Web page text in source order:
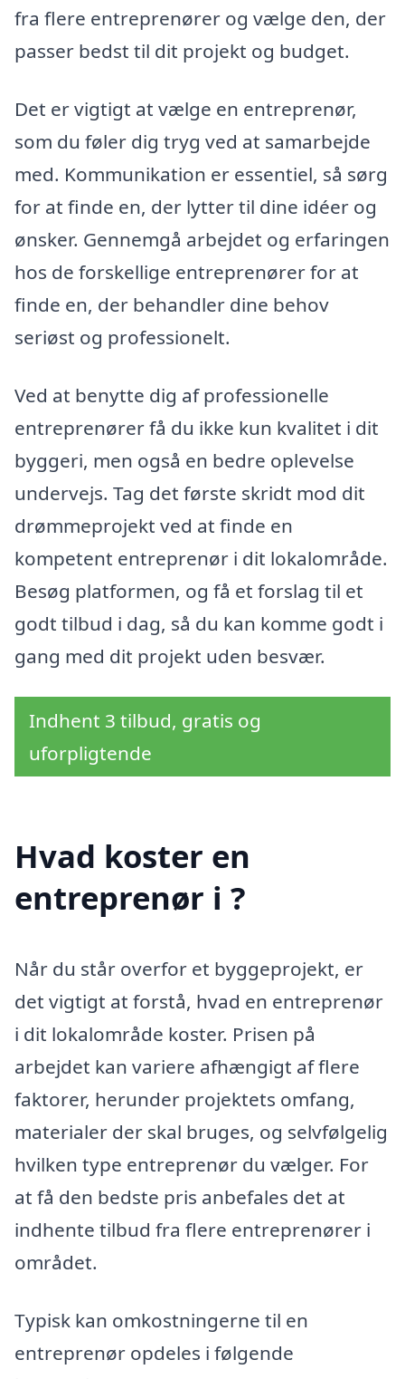
fra flere entreprenører og vælge den, der
passer bedst til dit projekt og budget.
Det er vigtigt at vælge en entreprenør,
som du føler dig tryg ved at samarbejde
med. Kommunikation er essentiel, så sørg
for at finde en, der lytter til dine idéer og
ønsker. Gennemgå arbejdet og erfaringen
hos de forskellige entreprenører for at
finde en, der behandler dine behov
seriøst og professionelt.
Ved at benytte dig af professionelle
entreprenører få du ikke kun kvalitet i dit
byggeri, men også en bedre oplevelse
undervejs. Tag det første skridt mod dit
drømmeprojekt ved at finde en
kompetent entreprenør i dit lokalområde.
Besøg platformen, og få et forslag til et
godt tilbud i dag, så du kan komme godt i
gang med dit projekt uden besvær.
Indhent 3 tilbud, gratis og
uforpligtende
Hvad koster en
entreprenør i ?
Når du står overfor et byggeprojekt, er
det vigtigt at forstå, hvad en entreprenør
i dit lokalområde koster. Prisen på
arbejdet kan variere afhængigt af flere
faktorer, herunder projektets omfang,
materialer der skal bruges, og selvfølgelig
hvilken type entreprenør du vælger. For
at få den bedste pris anbefales det at
indhente tilbud fra flere entreprenører i
området.
Typisk kan omkostningerne til en
entreprenør opdeles i følgende